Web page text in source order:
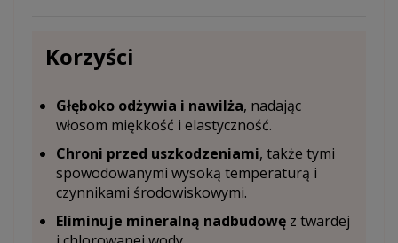
Korzyści
Głęboko odżywia i nawilża, nadając
włosom miękkość i elastyczność.
Chroni przed uszkodzeniami, także tymi
spowodowanymi wysoką temperaturą i
czynnikami środowiskowymi.
Eliminuje mineralną nadbudowę z twardej